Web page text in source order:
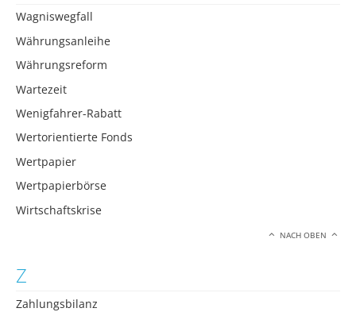
Wagniswegfall
Währungsanleihe
Währungsreform
Wartezeit
Wenigfahrer-Rabatt
Wertorientierte Fonds
Wertpapier
Wertpapierbörse
Wirtschaftskrise
NACH OBEN
Z
Zahlungsbilanz